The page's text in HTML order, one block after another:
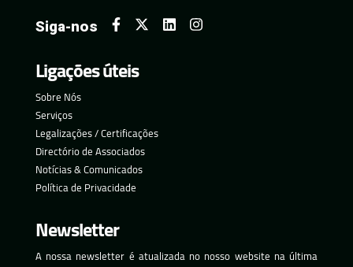
Siga-nos
Ligações úteis
Sobre Nós
Serviços
Legalizações / Certificações
Directório de Associados
Notícias & Comunicados
Política de Privacidade
Newsletter
A nossa newsletter é atualizada no nosso website na última